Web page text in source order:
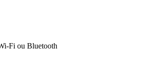
Fi ou Bluetooth